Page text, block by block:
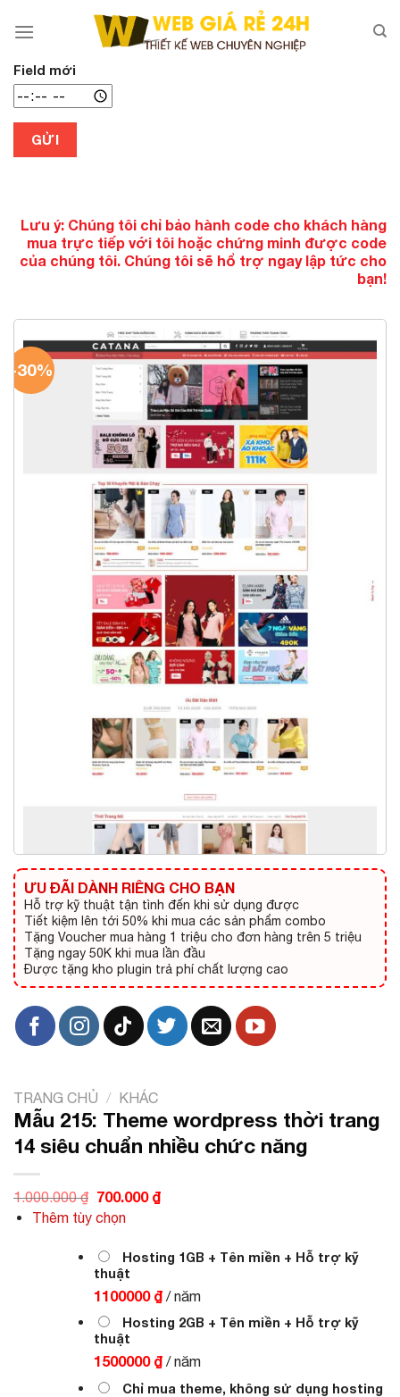
đến
nội
dung
Field mới
GỬI
Lưu ý: Chúng tôi chỉ bảo hành code cho khách hàng
mua trực tiếp với tôi hoặc chứng minh được code
của chúng tôi. Chúng tôi sẽ hổ trợ ngay lập tức cho
bạn!
-30%
ƯU ĐÃI DÀNH RIÊNG CHO BẠN
Hỗ trợ kỹ thuật tận tình đến khi sử dụng được
Tiết kiệm lên tới 50% khi mua các sản phẩm combo
Tặng Voucher mua hàng 1 triệu cho đơn hàng trên 5 triệu
Tặng ngay 50K khi mua lần đầu
Được tặng kho plugin trả phí chất lượng cao
TRANG CHỦ / KHÁC
Mẫu 215: Theme wordpress thời trang
14 siêu chuẩn nhiều chức năng
1.000.000₫ Giá
gốc
là:
700.000 ₫Giá
700.000 ₫.
Thêm tùy chọn
Hosting 1GB + Tên miền + Hỗ trợ kỹ
thuật
1100000 ₫ / năm
Hosting 2GB + Tên miền + Hỗ trợ kỹ
thuật
1500000 ₫ / năm
Chỉ mua theme, không sử dụng hosting